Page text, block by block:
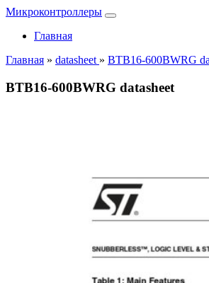
Микроконтроллеры
Главная
Главная » datasheet » BTB16-600BWRG
BTB16-600BWRG datasheet